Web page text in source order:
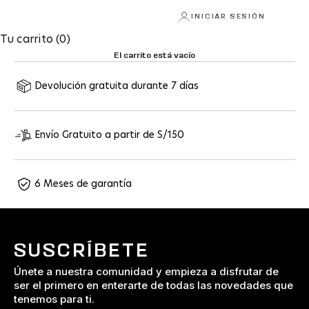
INICIAR SESIÓN
Tu carrito (0)
El carrito está vacío
Devolución gratuita durante 7 días
Envío Gratuito a partir de S/150
6 Meses de garantía
SUSCRÍBETE
Únete a nuestra comunidad y empieza a disfrutar de
ser el primero en enterarte de todas las novedades que
tenemos para ti.